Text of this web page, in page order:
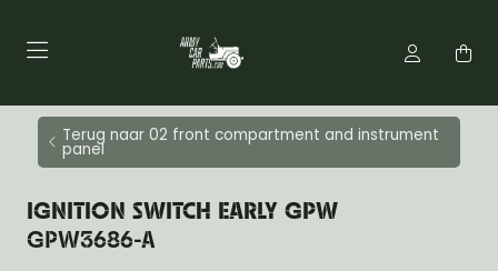
Terug naar 02 front compartment and instrument
panel
IGNITION SWITCH EARLY GPW
GPW3686-A